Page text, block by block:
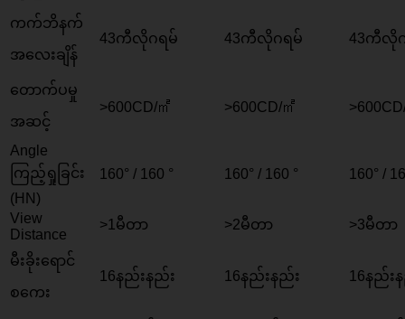
ကက်ဘိနက်
အလေးချိန်
43ကီလိုဂရမ် 43ကီလိုဂရမ် 43ကီလို
တောက်ပမှု
အဆင့်
>600CD/㎡ >600CD/㎡ >600
Angle
ကြည့်ရှုခြင်း
(HN)
160° / 160 ° 160° / 160 ° 160° /
View
Distance
>1မီတာ >2မီတာ >3မီတာ
မီးခိုးရောင်
စကေး
16နည်းနည်း 16နည်းနည်း 16နည်း